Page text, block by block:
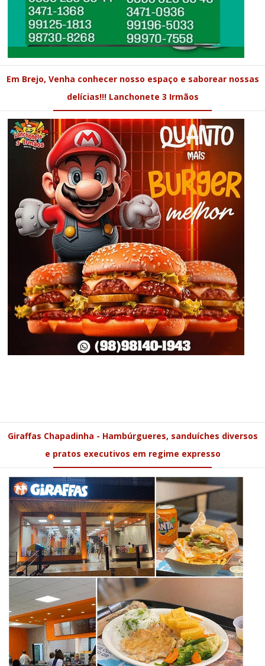
Em Brejo, Venha conhecer nosso espaço e saborear nossas
delícias!!! Lanchonete 3 Irmãos
Giraffas Chapadinha - Hambúrgueres, sanduíches diversos
e pratos executivos em regime expresso